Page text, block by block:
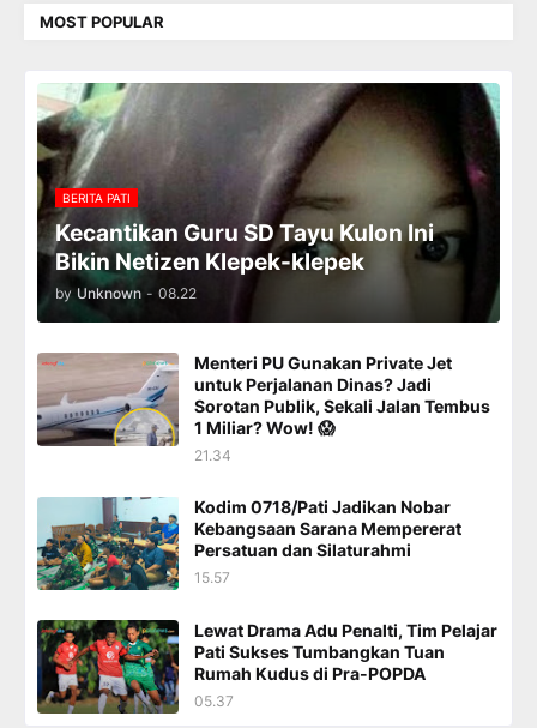
MOST POPULAR
BERITA PATI
Kecantikan Guru SD Tayu Kulon Ini
Bikin Netizen Klepek-klepek
by Unknown - 08.22
Menteri PU Gunakan Private Jet
untuk Perjalanan Dinas? Jadi
Sorotan Publik, Sekali Jalan Tembus
1 Miliar? Wow! 😱
21.34
Kodim 0718/Pati Jadikan Nobar
Kebangsaan Sarana Mempererat
Persatuan dan Silaturahmi
15.57
Lewat Drama Adu Penalti, Tim Pelajar
Pati Sukses Tumbangkan Tuan
Rumah Kudus di Pra-POPDA
05.37